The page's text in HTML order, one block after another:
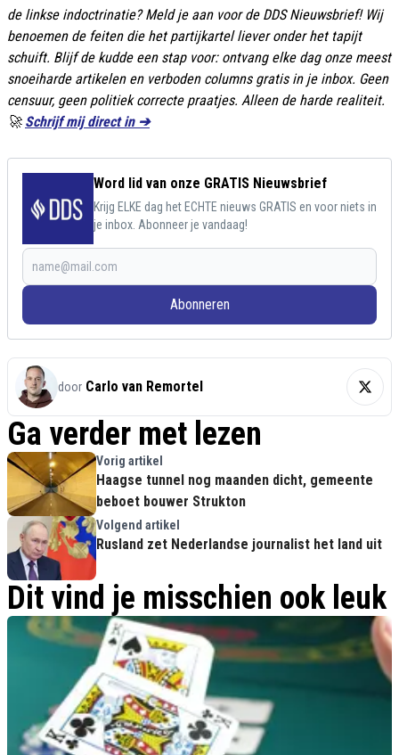
de linkse indoctrinatie? Meld je aan voor de DDS Nieuwsbrief! Wij
benoemen de feiten die het partijkartel liever onder het tapijt
schuift. Blijf de kudde een stap voor: ontvang elke dag onze meest
snoeiharde artikelen en verboden columns gratis in je inbox. Geen
censuur, geen politiek correcte praatjes. Alleen de harde realiteit.
🚀 Schrijf mij direct in ➔
Word lid van onze GRATIS Nieuwsbrief
Krijg ELKE dag het ECHTE nieuws GRATIS en voor niets in
je inbox. Abonneer je vandaag!
Abonneren
door Carlo van Remortel
Ga verder met lezen
Vorig artikel
Haagse tunnel nog maanden dicht, gemeente
beboet bouwer Strukton
Volgend artikel
Rusland zet Nederlandse journalist het land uit
Dit vind je misschien ook leuk